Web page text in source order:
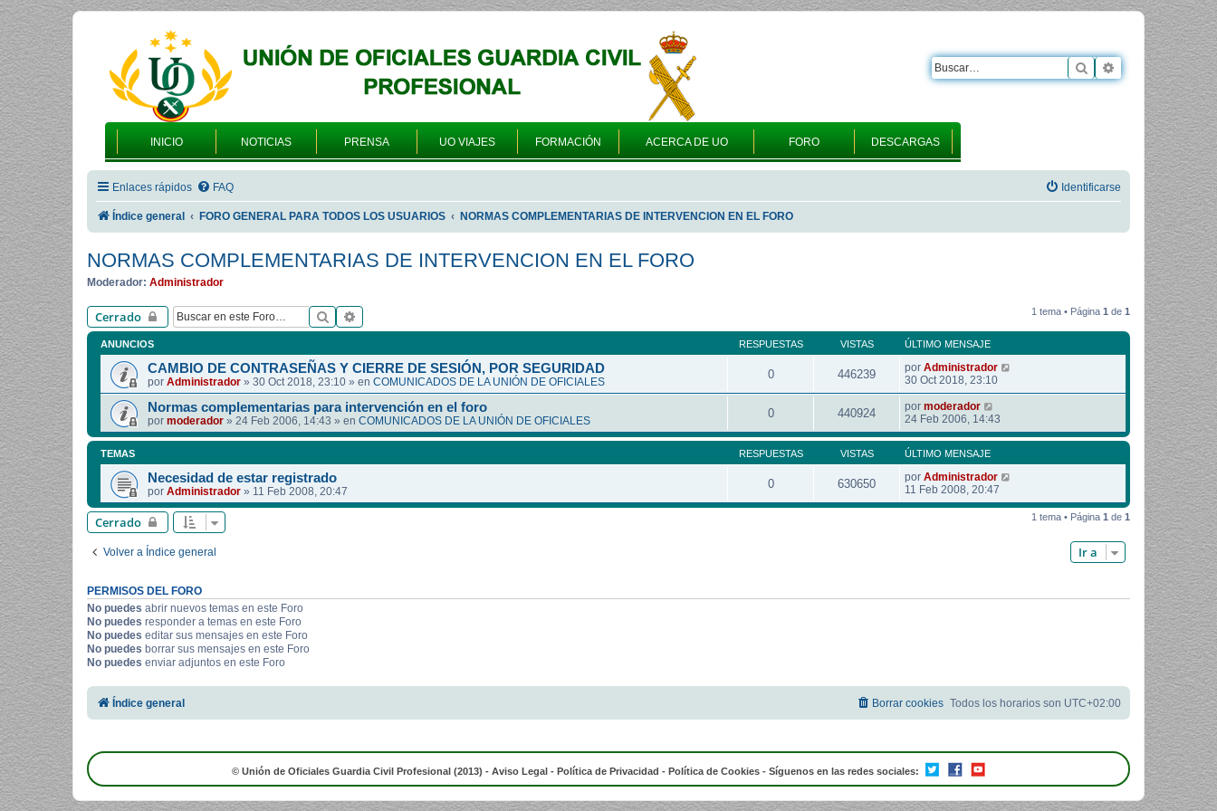
INICIO NOTICIAS PRENSA UO VIAJES FORMACIÓN ACERCA DE UO FORO DESCARGAS
Buscar Búsqueda
Enlaces rápidos FAQ Identificarse
Índice general FORO GENERAL PARA TODOS LOS USUARIOS NORMAS COMPLEMENTARIAS DE INTERVENCION EN EL FORO
NORMAS COMPLEMENTARIAS DE INTERVENCION EN EL FORO
Moderador: Administrador
Cerrado Buscar 1 tema • Página 1 de 1
ANUNCIOS RESPUESTAS VISTAS ÚLTIMO MENSAJE
CAMBIO DE CONTRASEÑAS Y CIERRE DE SESIÓN, POR SEGURIDAD
por Administrador » 30 Oct 2018, 23:10 » en COMUNICADOS DE LA UNIÓN DE OFICIALES
0 446239 por Administrador
30 Oct 2018, 23:10
Normas complementarias para intervención en el foro
por moderador » 24 Feb 2006, 14:43 » en COMUNICADOS DE LA UNIÓN DE OFICIALES
0 440924 por moderador
24 Feb 2006, 14:43
TEMAS RESPUESTAS VISTAS ÚLTIMO MENSAJE
Necesidad de estar registrado
por Administrador » 11 Feb 2008, 20:47
0 630650 por Administrador
11 Feb 2008, 20:47
Cerrado 1 tema • Página 1 de 1
Volver a Índice general Ir a
PERMISOS DEL FORO
No puedes abrir nuevos temas en este Foro
No puedes responder a temas en este Foro
No puedes editar sus mensajes en este Foro
No puedes borrar sus mensajes en este Foro
No puedes enviar adjuntos en este Foro
Índice general Todos los horarios son UTC+02:00
Borrar cookies
© Unión de Oficiales Guardia Civil Profesional (2013) - Aviso Legal - Política de Privacidad - Política de Cookies - Síguenos en las redes sociales: